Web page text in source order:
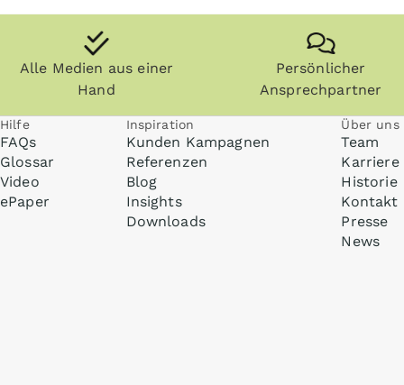
Alle Medien aus einer
Hand
Persönlicher
Ansprechpartner
Hilfe
FAQs
Glossar
Video
ePaper
Inspiration
Kunden Kampagnen
Referenzen
Blog
Insights
Downloads
Über uns
Team
Karriere
Historie
Kontakt
Presse
News